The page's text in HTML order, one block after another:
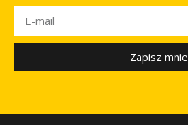
Zapisz mnie